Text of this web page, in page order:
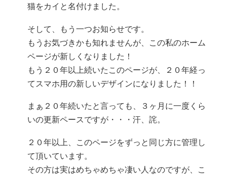
猫をカイと名付けました。
そして、もう一つお知らせです。
もうお気づきかも知れませんが、この私のホーム
ページが新しくなりました！
もう２０年以上続いたこのページが、２０年経っ
てスマホ用の新しいデザインになりました！！
まぁ２０年続いたと言っても、３ヶ月に一度くら
いの更新ペースですが・・・汗、詫。
２０年以上、このページをずっと同じ方に管理し
て頂いています。
その方は実はめちゃめちゃ凄い人なのですが、こ